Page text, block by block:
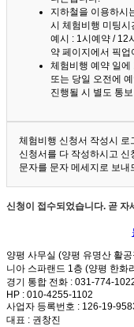
지하철을 이용하시
시 체험비행 미팅
예시 : 1시예약 / 12
약 페이지에서 픽업
체험비행 예약 일에
또는 당일 오전에
진행될 시 별도 통
체험비행 신청서 작성시
신청서를 다 작성하시고 신
문자를 문자 메세지로 보내
신청이 접수되었습니다. 곧 자
양평 사무실 (양평 유명산 활
니아 스파랜드 1층 (양평 한화
경기 통합 전화 : 031-774-
HP : 010-4255-1102
사업자 등록번호 : 126-19-
대표 : 권창진